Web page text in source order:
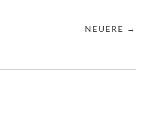
NEUERE →